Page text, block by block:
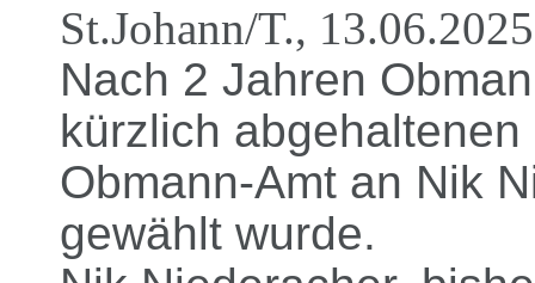
St.Johann/T.,
Nach 2 Jahren
kürzlich
Obmann-Amt an Nik
gewählt wurde.